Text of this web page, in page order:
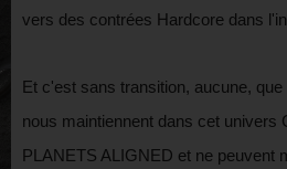
vers des contrées Hardcore dans
Et c'est sans transition, aucune,
nous maintiennent dans cet univers
PLANETS ALIGNED et ne peuvent